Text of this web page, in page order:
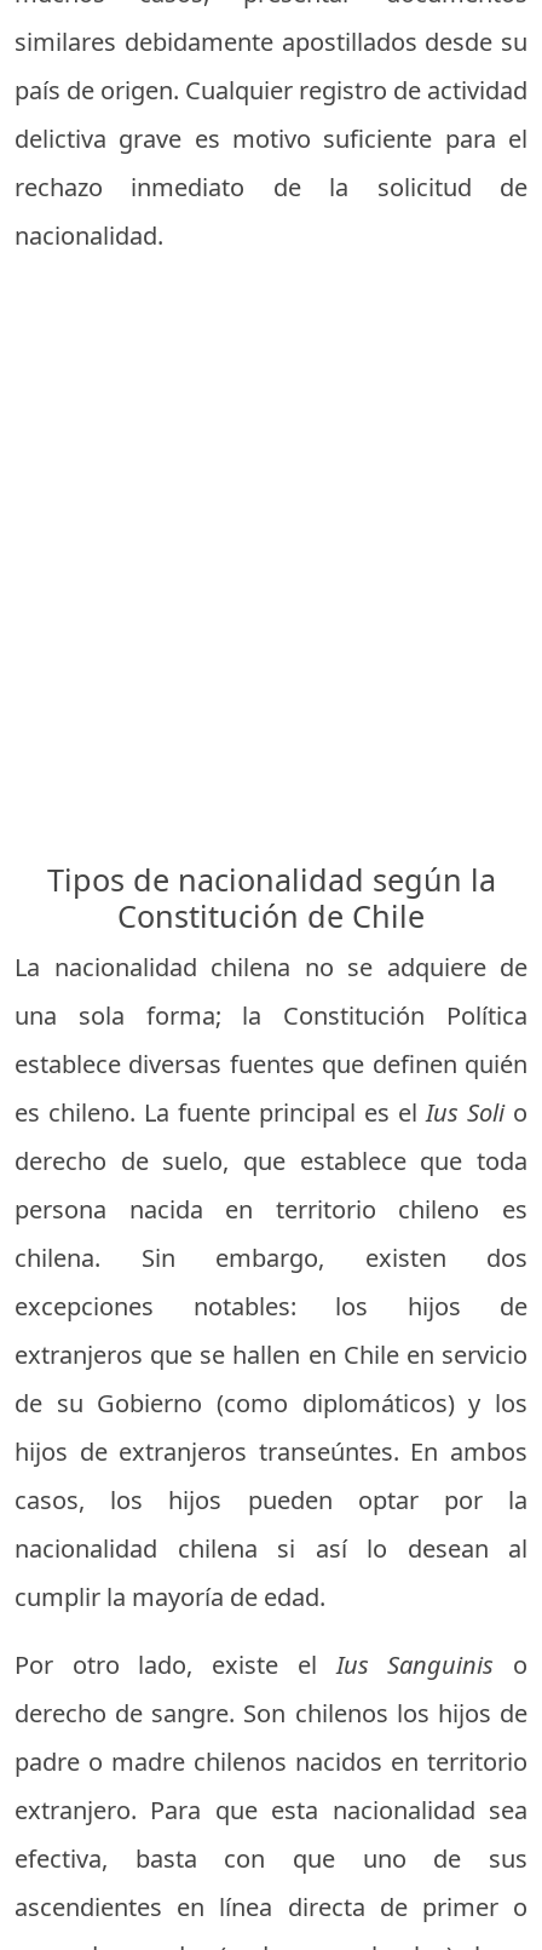
similares debidamente apostillados desde su
país de origen. Cualquier registro de actividad
delictiva grave es motivo suficiente para el
rechazo inmediato de la solicitud de
nacionalidad.
Tipos de nacionalidad según la
Constitución de Chile
La nacionalidad chilena no se adquiere de
una sola forma; la Constitución Política
establece diversas fuentes que definen quién
es chileno. La fuente principal es elIus Solio
derecho de suelo, que establece que toda
persona nacida en territorio chileno es
chilena. Sin embargo, existen dos
excepciones notables: los hijos de
extranjeros que se hallen en Chile en servicio
de su Gobierno (como diplomáticos) y los
hijos de extranjeros transeúntes. En ambos
casos, los hijos pueden optar por la
nacionalidad chilena si así lo desean al
cumplir la mayoría de edad.
Por otro lado, existe elIus Sanguinis o
derecho de sangre. Son chilenos los hijos de
padre o madre chilenos nacidos en territorio
extranjero. Para que esta nacionalidad sea
efectiva, basta con que uno de sus
ascendientes en línea directa de primer o